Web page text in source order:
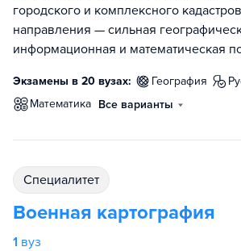
городского и комплексного
направления — сильная
информационная и математическая
Экзамены в 20 вузах: география
математика Все варианты
специалитет
Военная картография
1 вуз